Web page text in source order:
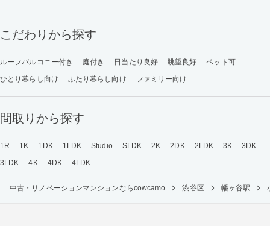
こだわりから探す
ルーフバルコニー付き 庭付き 日当たり良好 眺望良好
ペット可
ひとり暮らし向け
ふたり暮らし向け ファミリー向け
間取りから探す
1R 1K 1DK 1LDK Studio SLDK 2K 2DK 2LDK 3K
3DK
3LDK
4K 4DK 4LDK
中古・リノベーションマンションならcowcamo 渋谷区 幡ヶ谷駅